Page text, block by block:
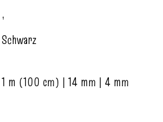
,
Schwarz
1 m (100 cm) | 14 mm | 4 mm